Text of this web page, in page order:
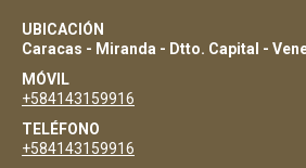
UBICACIÓN
Caracas - Miranda - Dtto. Capital -
MÓVIL
+584143159916
TELÉFONO
+584143159916